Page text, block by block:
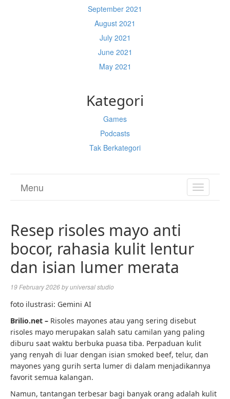
September 2021
August 2021
July 2021
June 2021
May 2021
Kategori
Games
Podcasts
Tak Berkategori
TOGGLE
Menu
Resep risoles mayo anti
bocor, rahasia kulit lentur
dan isian lumer merata
19 February 2026byuniversal studio
foto ilustrasi: Gemini AI
Brilio.net – Risoles mayones atau yang sering disebut
risoles mayo merupakan salah satu camilan yang paling
diburu saat waktu berbuka puasa tiba. Perpaduan kulit
yang renyah di luar dengan isian smoked beef, telur, dan
mayones yang gurih serta lumer di dalam menjadikannya
favorit semua kalangan.
Namun, tantangan terbesar bagi banyak orang adalah kulit